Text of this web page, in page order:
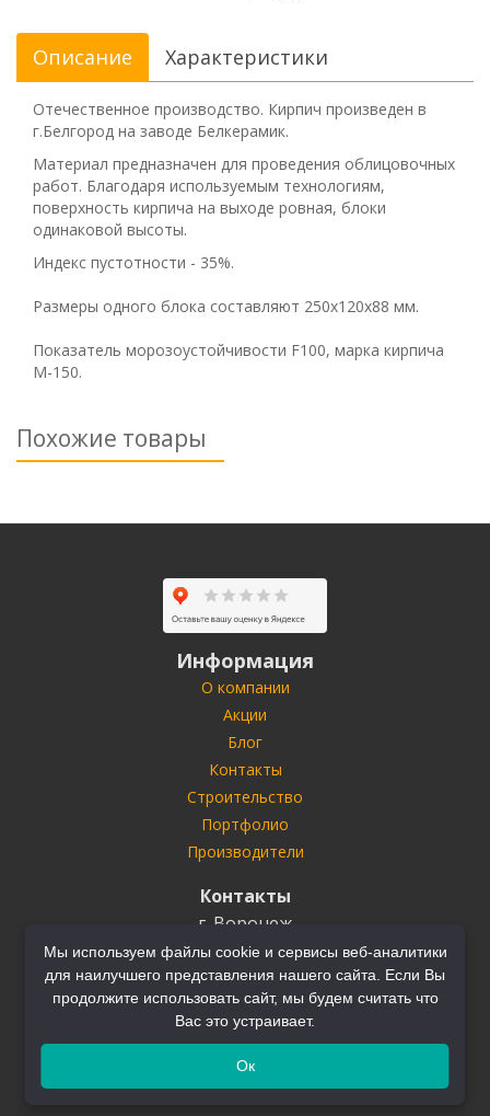
Описание Характеристики
Отечественное производство. Кирпич произведен в
г.Белгород на заводе Белкерамик.
Материал предназначен для проведения облицовочных
работ. Благодаря используемым технологиям,
поверхность кирпича на выходе ровная, блоки
одинаковой высоты.
Индекс пустотности - 35%.
Размеры одного блока составляют 250х120х88 мм.
Показатель морозоустойчивости F100, марка кирпича
М-150.
Похожие товары
Информация
О компании
Акции
Блог
Контакты
Строительство
Портфолио
Производители
Контакты
г. Воронеж
ул. Антонова-Овсеенко 35У
Тел.+7 (910) 732-03-22+7 (910) 749-70-70
© ООО "Группа Вертикаль" 2016 - 2026 г.
Мы используем файлы cookie и сервисы веб-аналитики
для наилучшего представления нашего сайта. Если Вы
продолжите использовать сайт, мы будем считать что
Вас это устраивает.
Ок